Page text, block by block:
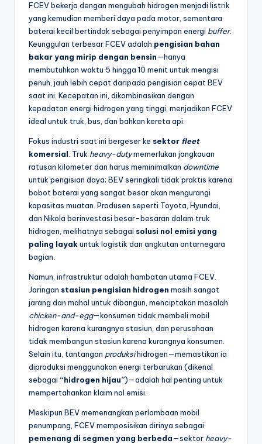
FCEV bekerja dengan mengubah hidrogen menjadi listrik
yang kemudian memberi daya pada motor, sementara
baterai kecil bertindak sebagai penyimpan energi buffer.
Keunggulan terbesar FCEV adalah pengisian bahan
bakar yang mirip dengan bensin—hanya
membutuhkan waktu 5 hingga 10 menit untuk mengisi
penuh, jauh lebih cepat daripada pengisian cepat BEV
saat ini. Kecepatan ini, dikombinasikan dengan
kepadatan energi hidrogen yang tinggi, menjadikan FCEV
ideal untuk truk, bus, dan bahkan kereta api.
Fokus industri saat ini bergeser ke sektor fleet
komersial . Truk heavy-dutymemerlukan jangkauan
ratusan kilometer dan harus meminimalkan downtime
untuk pengisian daya; BEV seringkali tidak praktis karena
bobot baterai yang sangat besar akan mengurangi
kapasitas muatan. Produsen seperti Toyota, Hyundai,
dan Nikola berinvestasi besar-besaran dalam truk
hidrogen, melihatnya sebagai solusi nol emisi yang
paling layakuntuk logistik dan angkutan antarnegara
bagian.
Namun, infrastruktur adalah hambatan utama FCEV.
Jaringan stasiun pengisian hidrogen masih sangat
jarang dan mahal untuk dibangun, menciptakan masalah
chicken-and-egg—konsumen tidak membeli mobil
hidrogen karena kurangnya stasiun, dan perusahaan
tidak membangun stasiun karena kurangnya konsumen.
Selain itu, tantangan produksihidrogen—memastikan ia
diproduksi menggunakan energi terbarukan (dikenal
sebagai “hidrogen hijau”)—adalah hal penting untuk
mempertahankan klaim nol emisi.
Meskipun BEV memenangkan perlombaan mobil
penumpang, FCEV memposisikan dirinya sebagai
pemenang di segmen yang berbeda—sektor heavy-